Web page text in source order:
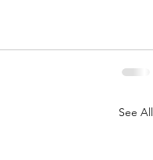
See All